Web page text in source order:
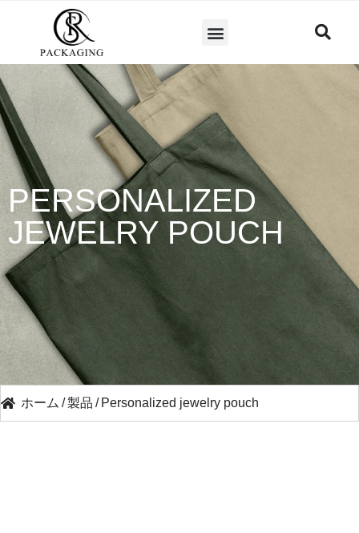
PERSONALIZED
JEWELRY POUCH
ホーム /製品 / Personalized jewelry pouch